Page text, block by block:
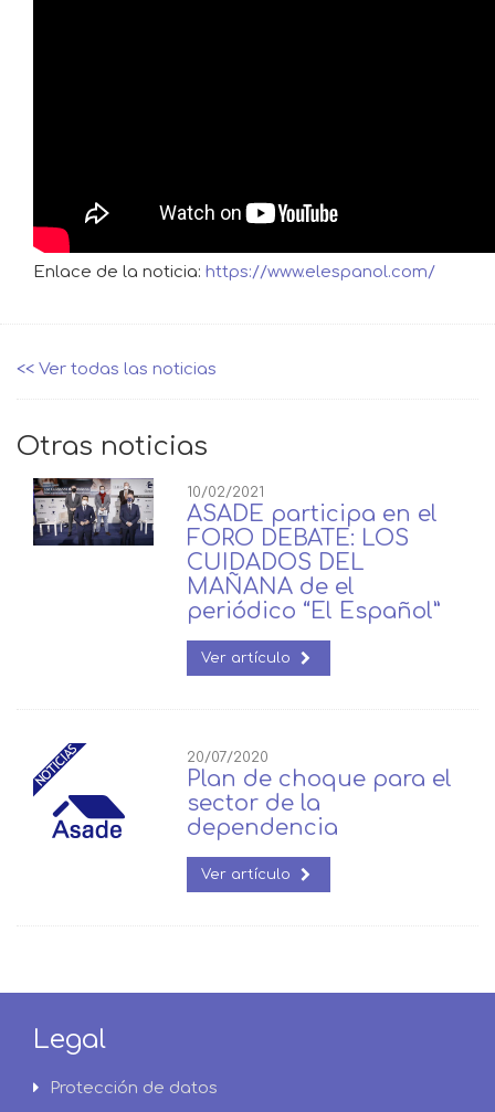
​Enlace de la noticia: https://www.elespanol.com/
<< Ver todas las noticias
Otras noticias
10/02/2021
ASADE participa en el
FORO DEBATE: LOS
CUIDADOS DEL
MAÑANA de el
periódico “El Español”
Ver artículo
20/07/2020
Plan de choque para el
sector de la
dependencia
Ver artículo
Legal
Protección de datos